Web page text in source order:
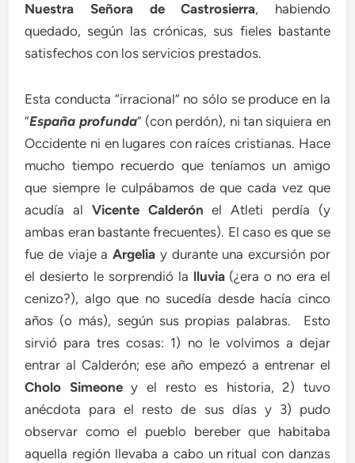
Nuestra Señora de Castrosierra, habiendo
quedado, según las crónicas, sus fieles bastante
satisfechos con los servicios prestados.
Esta conducta “irracional” no sólo se produce en la
“España profunda” (con perdón), ni tan siquiera en
Occidente ni en lugares con raíces cristianas. Hace
mucho tiempo recuerdo que teníamos un amigo
que siempre le culpábamos de que cada vez que
acudía al Vicente Calderón el Atleti perdía (y
ambas eran bastante frecuentes). El caso es que se
fue de viaje aArgelia y durante una excursión por
el desierto le sorprendió la lluvia(¿era o no era el
cenizo?), algo que no sucedía desde hacía cinco
años (o más), según sus propias palabras. Esto
sirvió para tres cosas: 1) no le volvimos a dejar
entrar al Calderón; ese año empezó a entrenar el
Cholo Simeoney el resto es historia, 2) tuvo
anécdota para el resto de sus días y 3) pudo
observar como el pueblo bereber que habitaba
aquella región llevaba a cabo un ritual con danzas